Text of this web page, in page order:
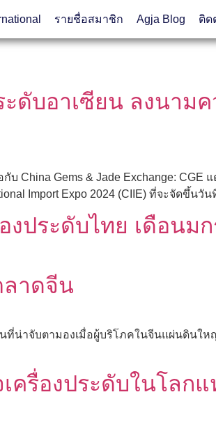
รายชื่อสมาชิก Agja Blog ติด
ดับอาเซียน ลงนาม
Gems & Jade Exchange: CGE แต่
Import Expo 2024 (CIIE) ที่จะจัดขึ้นวั
ประดับไทย เดือนม
าดจีน
น่าจับตามองเมื่อผู้บริโภคในจีนแผ่นดินใ
ครื่องประดับในโลก